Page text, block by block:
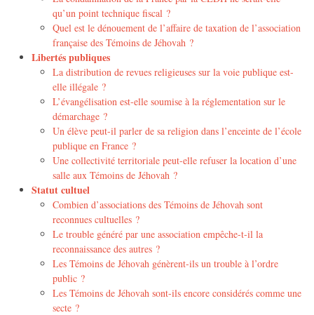
qu’un point technique fiscal ?
Quel est le dénouement de l’affaire de taxation de l’association
française des Témoins de Jéhovah ?
Libertés publiques
La distribution de revues religieuses sur la voie publique est-
elle illégale ?
L’évangélisation est-elle soumise à la réglementation sur le
démarchage ?
Un élève peut-il parler de sa religion dans l’enceinte de l’école
publique en France ?
Une collectivité territoriale peut-elle refuser la location d’une
salle aux Témoins de Jéhovah ?
Statut cultuel
Combien d’associations des Témoins de Jéhovah sont
reconnues cultuelles ?
Le trouble généré par une association empêche-t-il la
reconnaissance des autres ?
Les Témoins de Jéhovah génèrent-ils un trouble à l’ordre
public ?
Les Témoins de Jéhovah sont-ils encore considérés comme une
secte ?